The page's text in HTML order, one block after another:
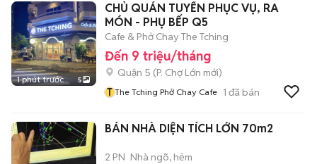
1 phút trước 5
CHỦ QUÁN TUYỂN PHỤC VỤ, RA
MÓN - PHỤ BẾP Q5
Cafe & Phở Chay The Tching
Đến 9 triệu/tháng
Quận 5 (P. Chợ Lớn mới)
T
The Tching Phở Chay Cafe 1 đã bán
BÁN NHÀ DIỆN TÍCH LỚN 70m2
2 PN Nhà ngõ, hẻm